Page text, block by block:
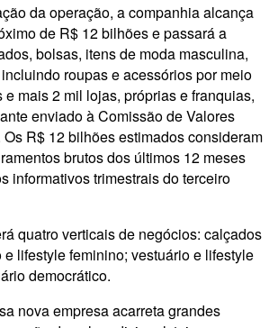
da operação, a companhia alcança
de R$ 12 bilhões e passará a
bolsas, itens de moda masculina,
roupas e acessórios por meio
e mais 2 mil lojas, próprias e franquias,
enviado à Comissão de Valores
R$ 12 bilhões estimados consideram
brutos dos últimos 12 meses
informativos trimestrais do terceiro
quatro verticais de negócios: calçados
lifestyle feminino; vestuário e lifestyle
democrático.
nova empresa acarreta grandes